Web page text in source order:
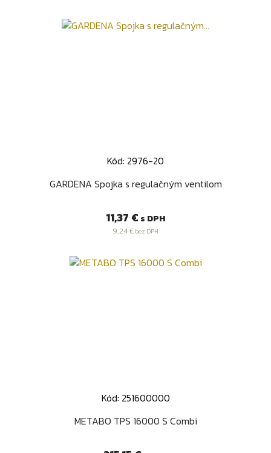
Kód: 2976-20
GARDENA Spojka s regulačným ventilom
Cena
11,37 € s DPH
9,24 € bez DPH
Kód: 251600000
METABO TPS 16000 S Combi